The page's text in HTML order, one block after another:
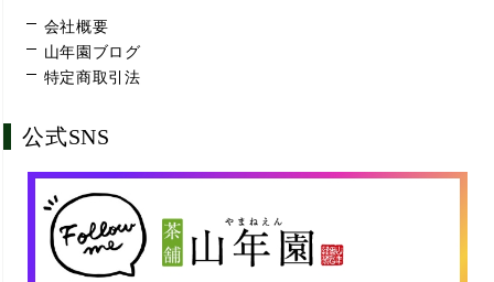
会社概要
山年園ブログ
特定商取引法
公式SNS